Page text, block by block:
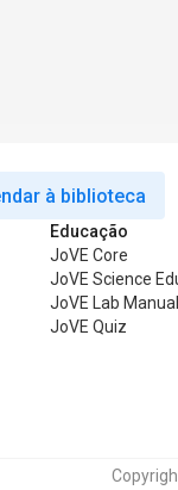
à biblioteca
Educação
JoVE Core
JoVE Science
JoVE Lab
JoVE Quiz